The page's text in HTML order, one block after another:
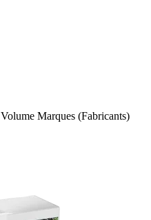
Volume Marques (Fabricants)